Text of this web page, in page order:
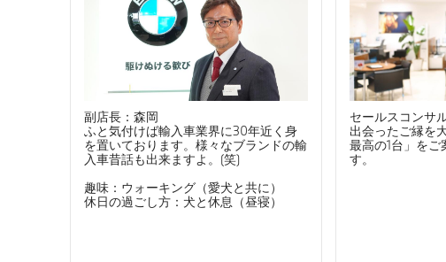
副店長：森岡
ふと気付けば輸入車業界に30年近く身
を置いております。様々なブランドの輸
入車昔話も出来ますよ。(笑)
趣味：ウォーキング（愛犬と共に）
休日の過ごし方：犬と休息（昼寝）
セールスコンサ
出会ったご縁を
最高の1台」をご
す。